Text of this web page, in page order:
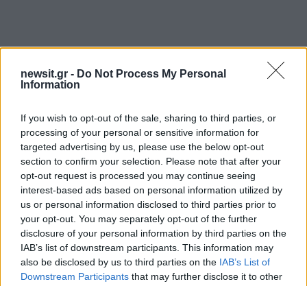
newsit.gr - Do Not Process My Personal
Information
If you wish to opt-out of the sale, sharing to third parties, or
processing of your personal or sensitive information for
targeted advertising by us, please use the below opt-out
section to confirm your selection. Please note that after your
opt-out request is processed you may continue seeing
interest-based ads based on personal information utilized by
us or personal information disclosed to third parties prior to
your opt-out. You may separately opt-out of the further
disclosure of your personal information by third parties on the
IAB’s list of downstream participants. This information may
also be disclosed by us to third parties on the IAB’s List of
Downstream Participants that may further disclose it to other
Αν τα χάσατε
Συγκλονιστικές εικόνες
από το σεισμό των 7,4
ρίχτερ στην Κολομβία - Σε
κατάσταση έκτακτης
ανάγκης η χώρα που μετρά
περισσότερους από 110
νεκρούς
Κίνδυνος για
εξέλιξη πυρκαγιάς
περιοχές την Τρίτη -
Δυναμώνει το μελτέμι
Πέμπτη